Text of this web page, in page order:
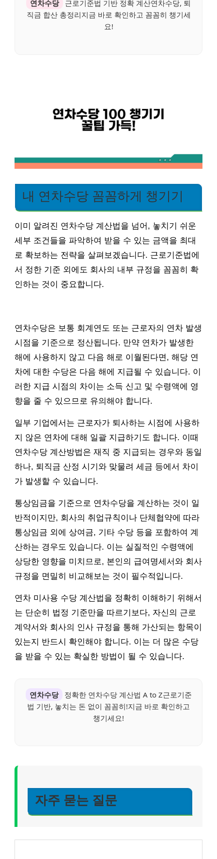
연차수당
근로기준법 기반 정확 계산연차수당, 퇴
직금 합산 총정리지금 바로 확인하고 꼼꼼히 챙기세
요!
내 연차수당 꼼꼼하게 챙기기
이미 알려진 연차수당 계산법을 넘어, 놓치기 쉬운
세부 조건들을 파악하여 받을 수 있는 금액을 최대
로 확보하는 전략을 살펴보겠습니다. 근로기준법에
서 정한 기준 외에도 회사의 내부 규정을 꼼꼼히 확
인하는 것이 중요합니다.
연차수당은 보통 회계연도 또는 근로자의 연차 발생
시점을 기준으로 정산됩니다. 만약 연차가 발생한
해에 사용하지 않고 다음 해로 이월된다면, 해당 연
차에 대한 수당은 다음 해에 지급될 수 있습니다. 이
러한 지급 시점의 차이는 소득 신고 및 수령액에 영
향을 줄 수 있으므로 유의해야 합니다.
일부 기업에서는 근로자가 퇴사하는 시점에 사용하
지 않은 연차에 대해 일괄 지급하기도 합니다. 이때
연차수당 계산방법은 재직 중 지급되는 경우와 동일
하나, 퇴직금 산정 시기와 맞물려 세금 등에서 차이
가 발생할 수 있습니다.
통상임금을 기준으로 연차수당을 계산하는 것이 일
반적이지만, 회사의 취업규칙이나 단체협약에 따라
통상임금 외에 상여금, 기타 수당 등을 포함하여 계
산하는 경우도 있습니다. 이는 실질적인 수령액에
상당한 영향을 미치므로, 본인의 급여명세서와 회사
규정을 면밀히 비교해보는 것이 필수적입니다.
연차 미사용 수당 계산법을 정확히 이해하기 위해서
는 단순히 법정 기준만을 따르기보다, 자신의 근로
계약서와 회사의 인사 규정을 통해 가산되는 항목이
있는지 반드시 확인해야 합니다. 이는 더 많은 수당
을 받을 수 있는 확실한 방법이 될 수 있습니다.
연차수당
정확한 연차수당 계산법 A to Z근로기준
법 기반, 놓치는 돈 없이 꼼꼼히!지금 바로 확인하고
챙기세요!
자주 묻는 질문